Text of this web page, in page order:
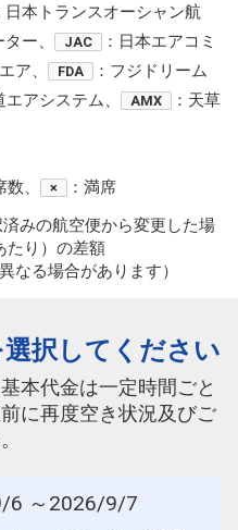
日本トランスオーシャン航
ー、 JAC
：日本エアコミ
ア、 FDA
：フジドリーム
エアシステム、 AMX
：天草
数、 ×
：満席
みの航空便から変更した場
たり）の差額
なる場合があります）
択してください
本代金は一定時間ごと
に再度空き状況及びご
6 ～2026/9/7